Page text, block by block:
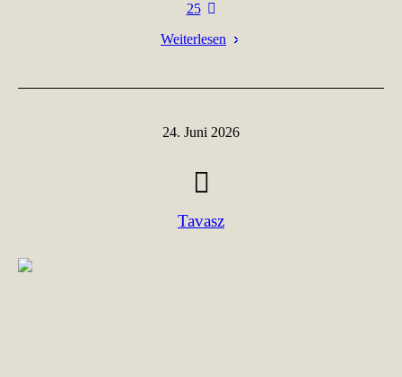
25
Weiterlesen
24. Juni 2026
Tavasz